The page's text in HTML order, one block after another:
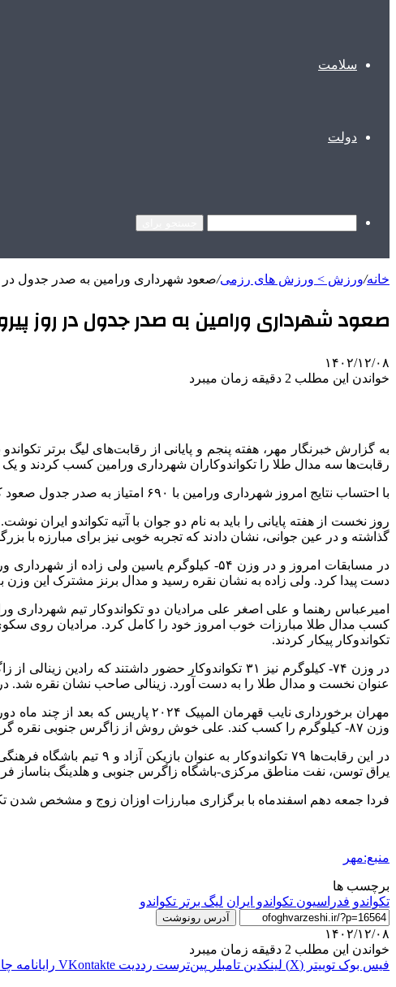
سلامت
دولت
خانه/ورزش > ورزش های رزمی/صعود شهرداری ورامین به صدر جدول در
صعود شهرداری ورامین به صدر جدول در روز
۱۴۰۲/۱۲/۰۸
خواندن این مطلب 2 دقیقه زمان میبرد
به گزارش خبرنگار مهر، هفته پنجم و پایانی از رقابت‌های لیگ برتر
رقابت‌ها سه مدال طلا را تکواندوکاران شهرداری ورامین کسب کردند و یک
با احتساب نتایج امروز شهرداری ورامین با ۶۹۰ امتیاز به صدر جدول صعود کرد و زاگرس جنوبی با ۶۶۸ امتیاز در جای دوم ایستاد. پالایش نفت آبادان نیز با ۴۳۰ امتیاز سوم است.
روز نخست از هفته پایانی را باید به نام دو جوان با آتیه تکواندو ایران
گذاشته و در عین جوانی، نشان دادند که تجربه خوبی نیز برای مبارزه با
در مسابقات امروز و در وزن ۵۴- کیلوگرم یاسین
دست پیدا کرد. ولی زاده به نشان نقره رسید و مدال برنز مشترک این وزن
تکواندوکار پیکار کردند.
در وزن ۷۴- کیلوگرم نیز ۳۱ تکواندوکار حضور
عنوان نخست و مدال طلا را به دست آورد. زینالی صاحب نشان نقره شد.
مهران برخورداری نایب قهرمان
وزن ۸۷- کیلوگرم را کسب کند. علی خوش روش از زاگرس جنوبی نقره گرفت. مدال برنز هم به محمد حسین یزدانی از زاگرس جنوبی و امیر حسین سلیمی از مس کرمان تعلق گرفت.
در این رقابت‌ها ۷۹
یراق توسن، نفت مناطق مرکزی-باشگاه زاگرس جنوبی و هلدینگ بناساز
فردا جمعه دهم اسفندماه با برگزاری مبارزات اوزان زوج و مشخص شدن تکلیف
منبع:مهر
برچسب ها
تکواندو فدراسیون تکواندو ایران لیگ برتر تکواندو
آدرس رونوشت
۱۴۰۲/۱۲/۰۸
خواندن این مطلب 2 دقیقه زمان میبرد
فیس بوک توییتر (X) لینکدین ‫تامبلر ‫پین‌ترست ‫رددیت ‫VKontakte رایانامه